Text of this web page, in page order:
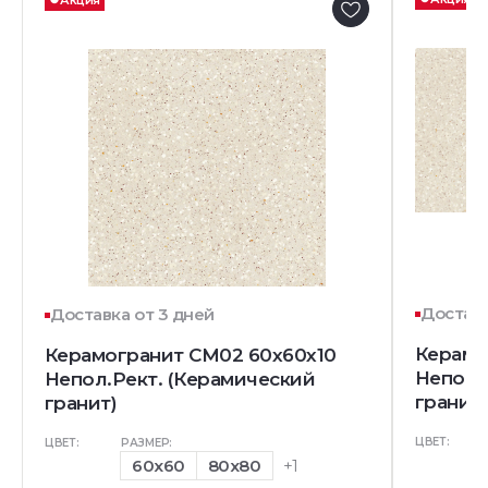
Доставка от 3 дней
Керамогранит CM02 60x60x10
Непол.Рект. (Керамический
гранит)
ЦВЕТ: РАЗМЕР:
60x60 80x80 +1
гранит)
ЦВЕТ: